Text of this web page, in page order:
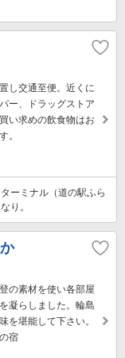
し交通至便。近くに
ー、ドラッグストア
い求めの飲食物はお
。
ーミナル（道の駅ふら
り。
の素材を使い各部屋
凝らしました。輪島
を堪能して下さい。
宿